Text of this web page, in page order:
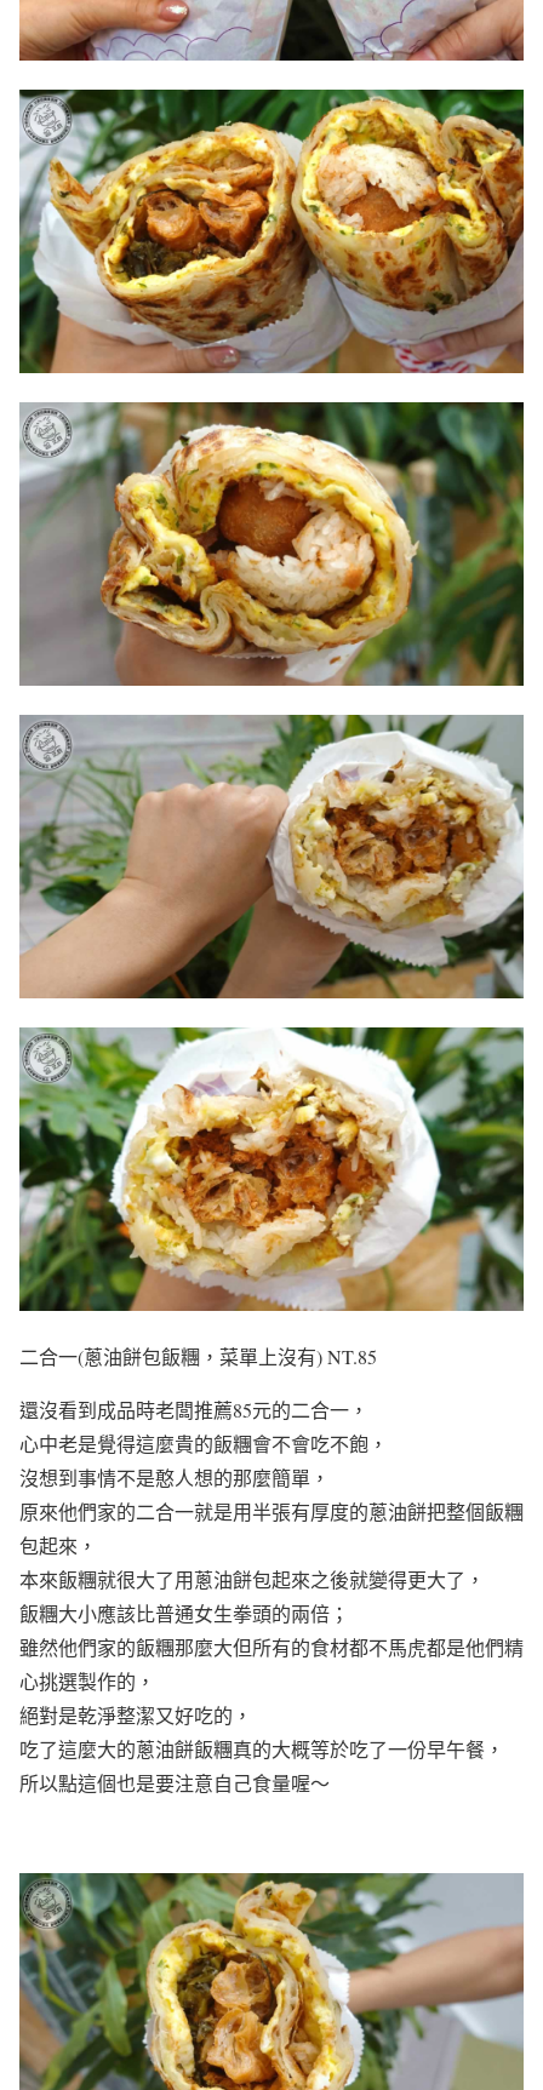
二合一(蔥油餅包飯糰，菜單上沒有) NT.85
還沒看到成品時老闆推薦85元的二合一，
心中老是覺得這麼貴的飯糰會不會吃不飽，
沒想到事情不是憨人想的那麼簡單，
原來他們家的二合一就是用半張有厚度的蔥油餅把整個飯糰
包起來，
本來飯糰就很大了用蔥油餅包起來之後就變得更大了，
飯糰大小應該比普通女生拳頭的兩倍；
雖然他們家的飯糰那麼大但所有的食材都不馬虎都是他們精
心挑選製作的，
絕對是乾淨整潔又好吃的，
吃了這麼大的蔥油餅飯糰真的大概等於吃了一份早午餐，
所以點這個也是要注意自己食量喔～